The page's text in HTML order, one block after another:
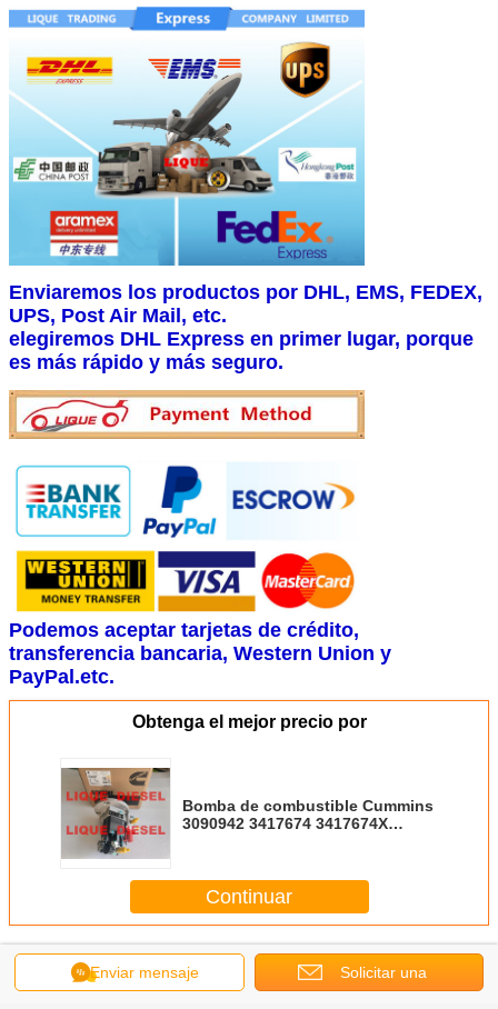
Enviaremos los productos por DHL, EMS, FEDEX,
UPS, Post Air Mail, etc.
elegiremos DHL Express en primer lugar, porque
es más rápido y más seguro.
Podemos aceptar tarjetas de crédito,
transferencia bancaria, Western Union y
PayPal.etc.
Obtenga el mejor precio por
Bomba de combustible Cummins
3090942 3417674 3417674X
Continuar
MásOtras bombas
Enviar mensaje Solicitar una